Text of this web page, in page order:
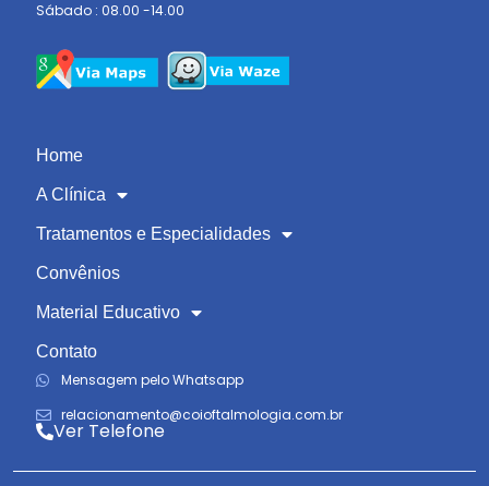
Sábado : 08.00 -14.00
Home
A Clínica
Tratamentos e Especialidades
Convênios
Material Educativo
Contato
Mensagem pelo Whatsapp
relacionamento@coioftalmologia.com.br
Ver Telefone